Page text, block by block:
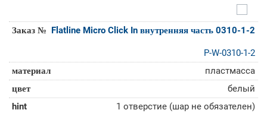
Flatline Micro Click In внутренняя часть 0310-1-2
P-W-0310-1-2
пластмасса
белый
1 отверстие (шар не обязателен)